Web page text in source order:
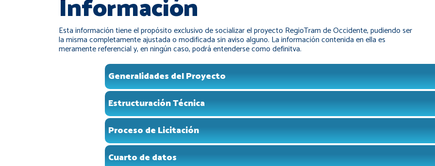
Información
Esta información tiene el propósito exclusivo de socializar el proyecto RegioTram de Occidente, pudiendo ser
la misma completamente ajustada o modificada sin aviso alguno. La información contenida en ella es
meramente referencial y, en ningún caso, podrá entenderse como definitva.
Generalidades del Proyecto
Estructuración Técnica
Proceso de Licitación
Cuarto de datos